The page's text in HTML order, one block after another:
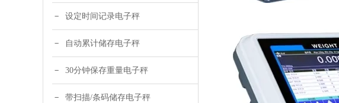
设定时间记录电子秤
自动累计储存电子秤
30分钟保存重量电子秤
带扫描/条码储存电子秤